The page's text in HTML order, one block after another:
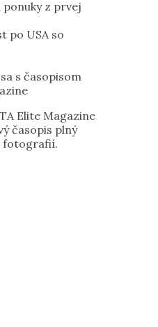
z prvej
po USA so
s časopisom
Elite Magazine
časopis plný
fotografií.